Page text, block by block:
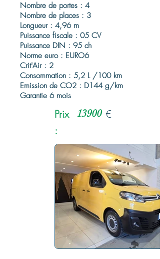
Nombre de portes : 4
Nombre de places : 3
Longueur : 4,96 m
Puissance fiscale : 05 CV
Puissance DIN : 95 ch
Norme euro : EURO6
Crit'Air : 2
Consommation : 5,2 L /100 km
Emission de CO2 : D144 g/km
Garantie 6 mois
Prix
:
13900 €